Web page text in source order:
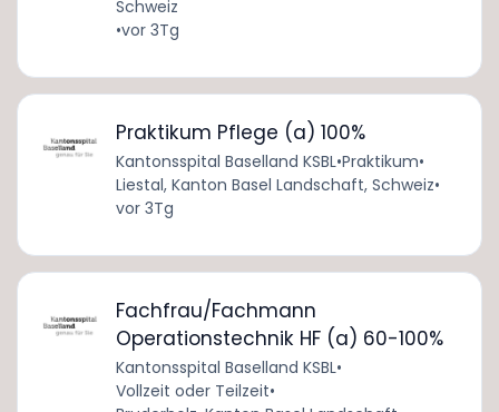
Schweiz
•vor 3Tg
Praktikum Pflege (a) 100%
Kantonsspital Baselland KSBL•Praktikum•
Liestal, Kanton Basel Landschaft, Schweiz•
vor 3Tg
Fachfrau/Fachmann
Operationstechnik HF (a) 60-100%
Kantonsspital Baselland KSBL•
Vollzeit oder Teilzeit•